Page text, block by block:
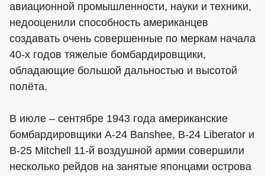
авиационной промышленности, науки и техники,
недооценили способность американцев
создавать очень совершенные по меркам начала
40-х годов тяжелые бомбардировщики,
обладающие большой дальностью и высотой
полёта.
В июле – сентябре 1943 года американские
бомбардировщики A-24 Banshee, B-24 Liberator и
B-25 Mitchell 11-й воздушной армии совершили
несколько рейдов на занятые японцами острова